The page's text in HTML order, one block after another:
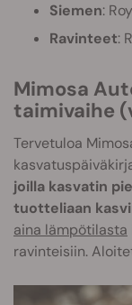
Siemen:
Ravinteet:
Mimosa Auto -kasvatuspäiväkirja:
taimivaihe
Tervetuloa
joilla kasvatin
tuotteliaan
aina lämpötilasta
ravinteisiin.